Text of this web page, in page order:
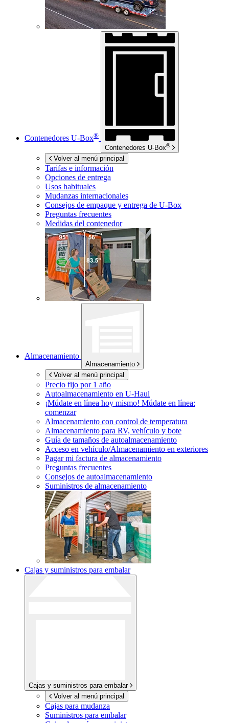
Contenedores U-Box®
Contenedores U-Box®
Volver al menú principal
Tarifas e información
Opciones de entrega
Usos habituales
Mudanzas internacionales
Consejos de empaque y entrega de U-Box
Preguntas frecuentes
Medidas del contenedor
Almacenamiento
Almacenamiento
Volver al menú principal
Precio fijo por 1 año
Autoalmacenamiento en U-Haul
¡Múdate en línea hoy mismo! Múdate en línea:
comenzar
Almacenamiento con control de temperatura
Almacenamiento para RV, vehículo y bote
Guía de tamaños de autoalmacenamiento
Acceso en vehículo/Almacenamiento en exteriores
Pagar mi factura de almacenamiento
Preguntas frecuentes
Consejos de autoalmacenamiento
Suministros de almacenamiento
Cajas y suministros para embalar
Cajas y suministros para embalar
Volver al menú principal
Cajas para mudanza
Suministros para embalar